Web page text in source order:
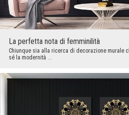
La perfetta nota di femminilità
Chiunque sia alla ricerca di decorazione murale
sé la modernità ...